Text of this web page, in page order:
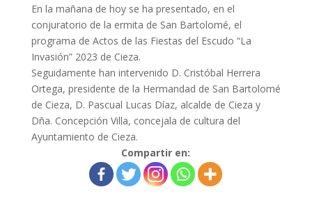
En la mañana de hoy se ha presentado, en el
conjuratorio de la ermita de San Bartolomé, el
programa de Actos de las Fiestas del Escudo “La
Invasión” 2023 de Cieza.
Seguidamente han intervenido D. Cristóbal Herrera
Ortega, presidente de la Hermandad de San Bartolomé
de Cieza, D. Pascual Lucas Díaz, alcalde de Cieza y
Dña. Concepción Villa, concejala de cultura del
Ayuntamiento de Cieza.
Compartir en: